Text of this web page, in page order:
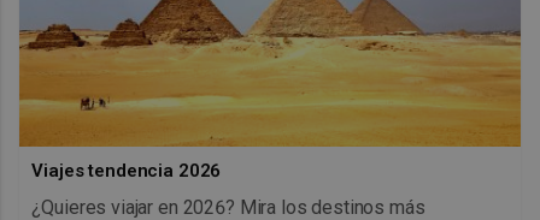
Viajes tendencia 2026
¿Quieres viajar en 2026? Mira los destinos más